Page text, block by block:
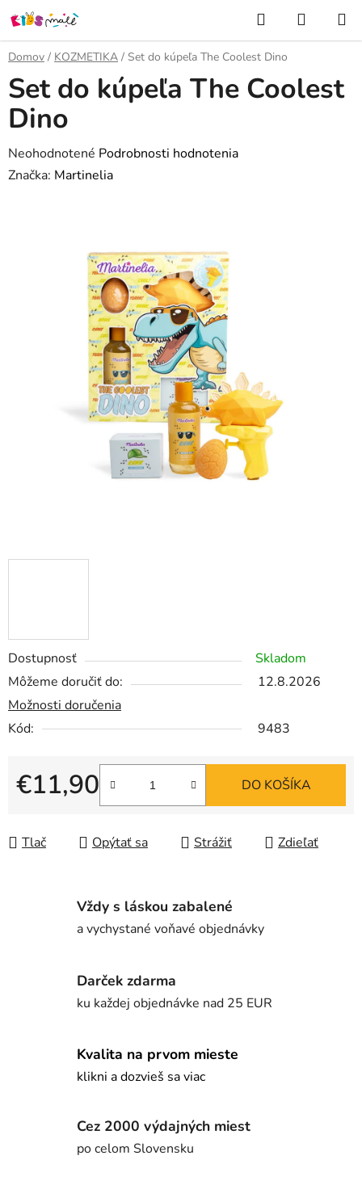
Prejsť
na
obsah
Hľadať
KOŠÍK
Domov / KOZMETIKA / Set do kúpeľa The Coolest Dino
Dostupnosť
Skladom
Môžeme doručiť do:
12.8.2026
Možnosti doručenia
Kód:
9483
€11,90
Jednotková cena:
DO KOŠÍKA
Tlač Opýtať sa Strážiť Zdieľať
Set do kúpeľa The Coolest
Dino
Priemerné
hodnotenie
Neohodnotené Podrobnosti hodnotenia
Značka: Martinelia
Vždy s láskou zabalené
a vychystané voňavé objednávky
Darček zdarma
ku každej objednávke nad 25 EUR
Kvalita na prvom mieste
klikni a dozvieš sa viac
Cez 2000 výdajných miest
po celom Slovensku